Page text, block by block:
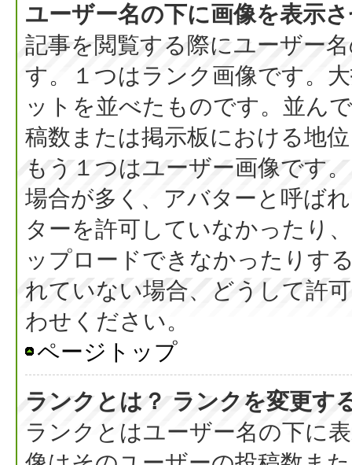
ユーザー名の下に画像を表示
記事を閲覧する際にユーザー
す。１つはランク画像です。
ットを並べたものです。並ん
稿数または掲示板における地
もう１つはユーザー画像です
場合が多く、アバターと呼ば
ターを許可していなかったり
ップロードできなかったりす
れていない場合、どうして許
わせください。
ページトップ
ランクとは？ ランクを変更す
ランクとはユーザー名の下に